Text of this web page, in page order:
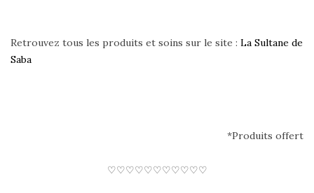
Retrouvez tous les produits et soins sur le site : La Sultane de
Saba
*Produits offert
♡♡♡♡♡♡♡♡♡♡♡